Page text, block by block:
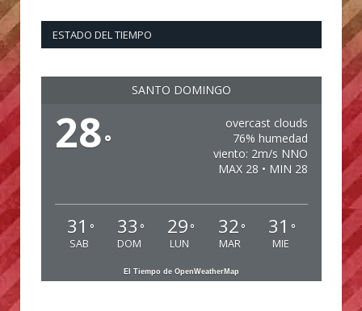
ESTADO DEL TIEMPO
SANTO DOMINGO
28°
overcast clouds
76% humedad
viento: 2m/s NNO
MAX 28 • MIN 28
31 °
SAB
33 °
DOM
29 °
LUN
32 °
MAR
31 °
MIE
El Tiempo de OpenWeatherMap